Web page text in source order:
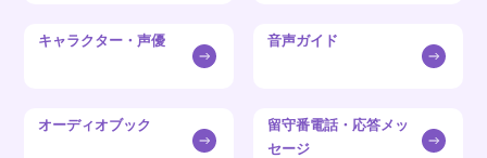
キャラクター・声優 音声ガイド
オーディオブック
留守番電話・応答メッ
セージ